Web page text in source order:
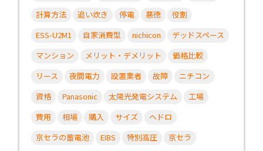
計算方法
追い炊き 停電 悪徳
役割
ESS-U2M1
自家消費型 nichicon
デッドスペース
マンション
メリット・デメリット
価格比較
リース
夜間電力 設置業者 故障
ニチコン
資格
Panasonic 太陽光発電システム
工場
費用
相場 購入 サイズ
ヘドロ
京セラの蓄電池
EIBS 特別高圧
京セラ